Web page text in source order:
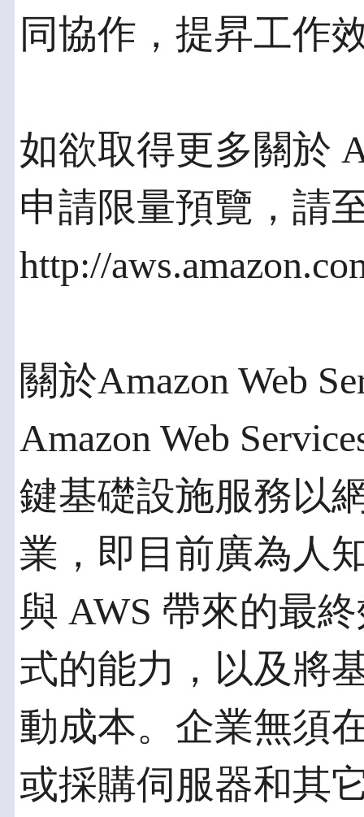
同協作，提昇工作
如欲取得更多關於
申請限量預覽，請
http://
關於Amazon Web
Amazon Web
鍵基礎設施服務以
業，即目前廣為人
與 AWS 帶來的最
式的能力，以及將
動成本。企業無須
或採購伺服器和其